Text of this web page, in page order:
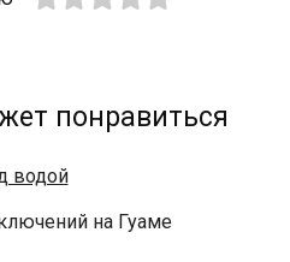
понравиться
на Гуаме